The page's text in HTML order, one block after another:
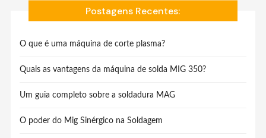
Postagens Recentes:
O que é uma máquina de corte plasma?
Quais as vantagens da máquina de solda MIG 350?
Um guia completo sobre a soldadura MAG
O poder do Mig Sinérgico na Soldagem